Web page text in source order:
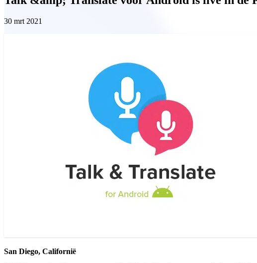
30 mrt 2021
San Diego, Californië